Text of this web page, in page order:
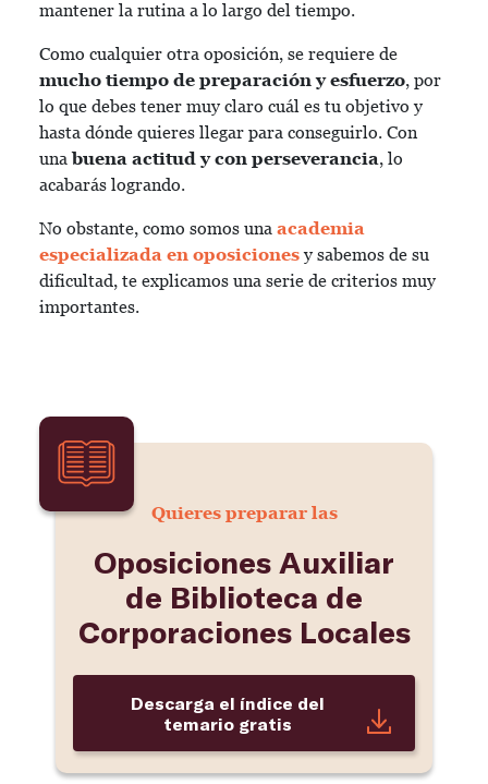
mantener la rutina a lo largo del tiempo.
Como cualquier otra oposición, se requiere de
mucho tiempo de preparación y esfuerzo, por
lo que debes tener muy claro cuál es tu objetivo y
hasta dónde quieres llegar para conseguirlo. Con
unabuena actitud y con perseverancia, lo
acabarás logrando.
No obstante, como somos una academia
especializada en oposicionesy sabemos de su
dificultad, te explicamos una serie de criterios muy
importantes.
Quieres preparar las
Oposiciones Auxiliar
de Biblioteca de
Corporaciones Locales
Descarga el índice del
temario gratis